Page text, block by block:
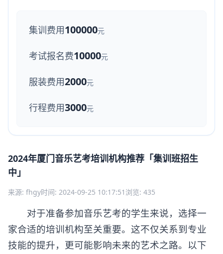
集训费用100000元
考试报名费10000元
服装费用2000元
行程费用3000元
2024年厦门音乐艺考培训机构推荐「集训班招生
中」
来源: fhgy时间: 2024-09-25 10:17:51 浏览: 435
对于准备参加音乐艺考的学生来说，选择一
家合适的培训机构至关重要。这不仅关系到专业
技能的提升，更可能影响未来的艺术之路。以下